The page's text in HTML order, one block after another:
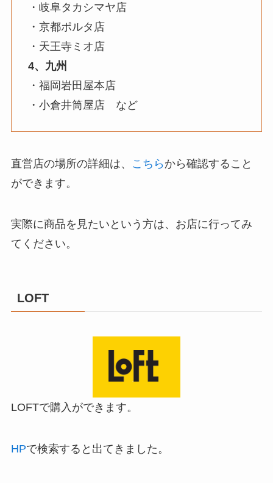
・岐阜タカシマヤ店
・京都ポルタ店
・天王寺ミオ店
4、九州
・福岡岩田屋本店
・小倉井筒屋店 など
直営店の場所の詳細は、 こちら から確認すること
ができます。
実際に商品を見たいという方は、お店に行ってみ
てください。
LOFT
LOFTで購入ができます。
HPで検索すると出てきました。